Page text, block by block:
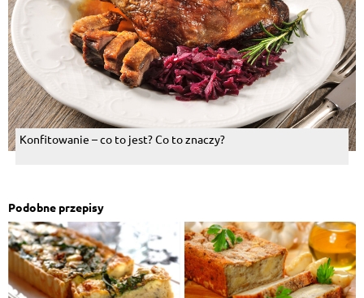
Konfitowanie – co to jest? Co to znaczy?
Podobne przepisy